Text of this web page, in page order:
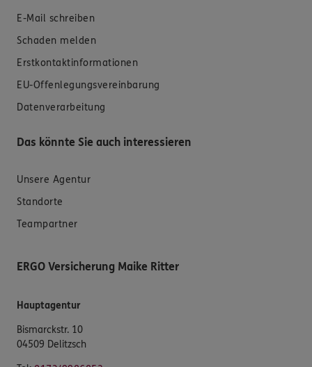
E-Mail schreiben
Schaden melden
Erstkontaktinformationen
EU-Offenlegungsvereinbarung
Datenverarbeitung
Das könnte Sie auch interessieren
Unsere Agentur
Standorte
Teampartner
ERGO Versicherung Maike Ritter
Hauptagentur
Bismarckstr. 10
04509 Delitzsch